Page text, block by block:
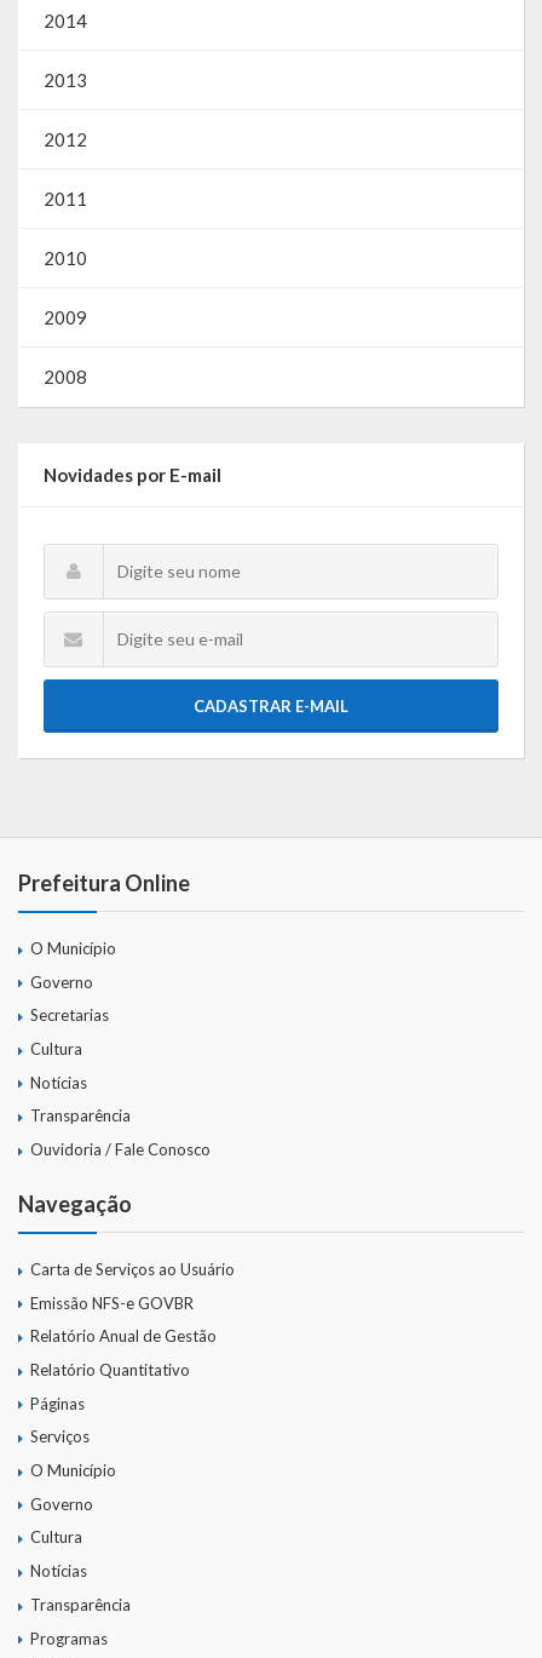
2014
2013
2012
2011
2010
2009
2008
Novidades por E-mail
CADASTRAR E-MAIL
Prefeitura Online
O Município
Governo
Secretarias
Cultura
Notícias
Transparência
Ouvidoria / Fale Conosco
Navegação
Carta de Serviços ao Usuário
Emissão NFS-e GOVBR
Relatório Anual de Gestão
Relatório Quantitativo
Páginas
Serviços
O Município
Governo
Cultura
Notícias
Transparência
Programas